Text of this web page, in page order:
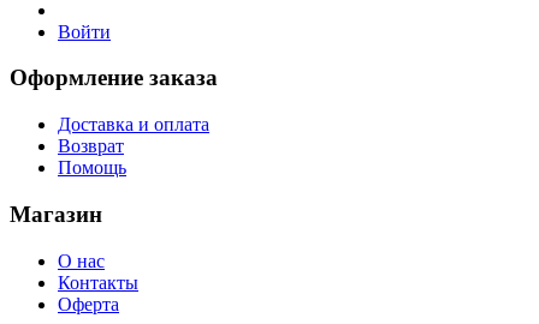
Войти
Оформление заказа
Доставка и оплата
Возврат
Помощь
Магазин
О нас
Контакты
Оферта